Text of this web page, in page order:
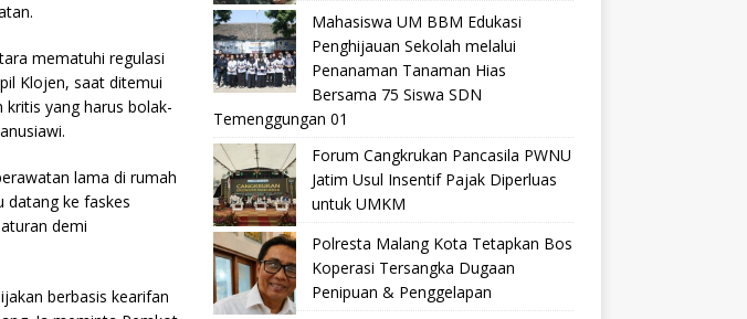
mematuhi regulasi
Klojen, saat ditemui
yang harus bolak-
lama di rumah
datang ke faskes
demi
berbasis kearifan
Mahasiswa UM BBM Edukasi
Penghijauan Sekolah melalui
Penanaman Tanaman Hias
Bersama 75 Siswa SDN
Temenggungan 01
Forum Cangkrukan Pancasila PWNU
Jatim Usul Insentif Pajak Diperluas
untuk UMKM
Polresta Malang Kota Tetapkan Bos
Koperasi Tersangka Dugaan
Penipuan & Penggelapan